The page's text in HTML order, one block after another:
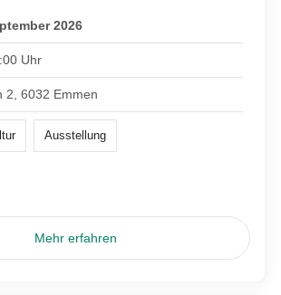
2026
Uhr
2, 6032 Emmen
Ausstellung
Mehr erfahren